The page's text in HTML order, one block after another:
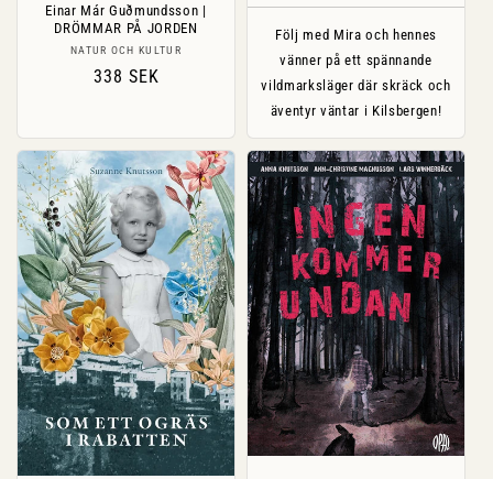
Einar Már Guðmundsson |
DRÖMMAR PÅ JORDEN
Säljare:
NATUR OCH KULTUR
Ordinarie
338 SEK
Följ med Mira och hennes
vänner på ett spännande
vildmarksläger där skräck och
äventyr väntar i Kilsbergen!